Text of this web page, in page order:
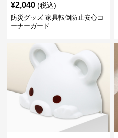
¥2,040 (税込)
防災グッズ 家具転倒防止安心コ
ーナーガード